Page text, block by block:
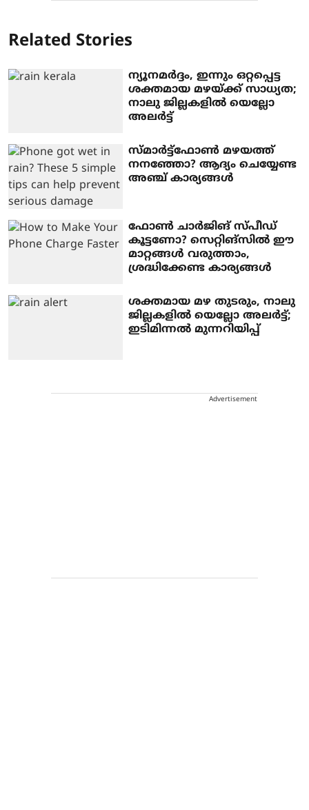
Related Stories
ന്യൂനമര്‍ദ്ദം, ഇന്നും ഒറ്റപ്പെട്ട
ശക്തമായ മഴയ്ക്ക് സാധ്യത;
നാലു ജില്ലകളില്‍ യെല്ലോ
അലര്‍ട്ട്
സ്മാര്‍ട്ട്ഫോണ്‍ മഴയത്ത്
നനഞ്ഞോ? ആദ്യം ചെയ്യേണ്ട
അഞ്ച് കാര്യങ്ങള്‍
ഫോണ്‍ ചാര്‍ജിങ് സ്പീഡ്
കൂട്ടണോ? സെറ്റിങ്‌സില്‍ ഈ
മാറ്റങ്ങള്‍ വരുത്താം,
ശ്രദ്ധിക്കേണ്ട കാര്യങ്ങള്‍
ശക്തമായ മഴ തുടരും, നാലു
ജില്ലകളില്‍ യെല്ലോ അലര്‍ട്ട്;
ഇടിമിന്നല്‍ മുന്നറിയിപ്പ്
Advertisement